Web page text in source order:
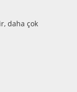
daha çok